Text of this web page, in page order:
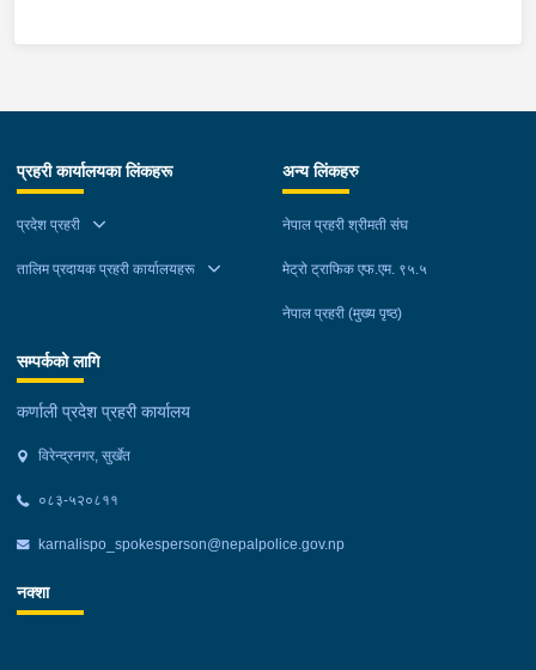
प्रहरी कार्यालयका लिंकहरू
प्रदेश प्रहरी
तालिम प्रदायक प्रहरी कार्यालयहरू
अन्य लिंकहरु
नेपाल प्रहरी श्रीमती संघ
मेट्रो ट्राफिक एफ.एम. ९५.५
नेपाल प्रहरी (मुख्य पृष्ठ)
सम्पर्कको लागि
कर्णाली प्रदेश प्रहरी कार्यालय
विरेन्द्रनगर, सुर्खेत
०८३-५२०८११
karnalispo_spokesperson@nepalpolice.gov.np
नक्शा